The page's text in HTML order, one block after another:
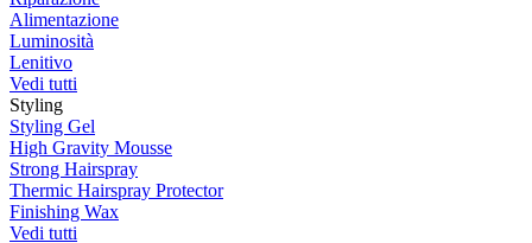
Alimentazione
Luminosità
Lenitivo
Vedi tutti
Styling
Styling Gel
High Gravity Mousse
Strong Hairspray
Thermic Hairspray Protector
Finishing Wax
Vedi tutti